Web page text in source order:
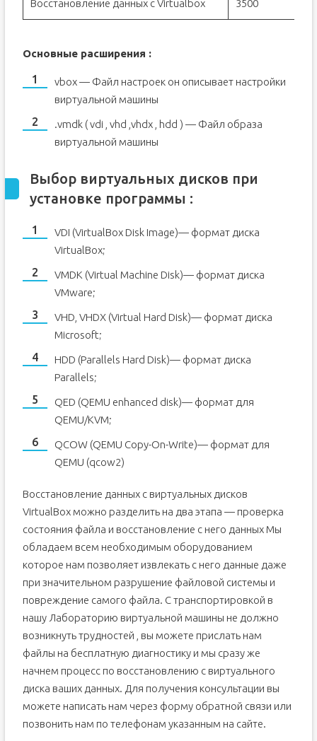
Восстановление данных с Virtualbox 3500
Основные расширения :
vbox — Файл настроек он описывает настройки
виртуальной машины
.vmdk ( vdi , vhd ,vhdx , hdd ) — Файл образа
виртуальной машины
Выбор виртуальных дисков при
установке программы :
VDI (VirtualBox Disk Image)— формат диска
VirtualBox;
VMDK (Virtual Machine Disk)— формат диска
VMware;
VHD, VHDX (Virtual Hard Disk)— формат диска
Microsoft;
HDD (Parallels Hard Disk)— формат диска
Parallels;
QED (QEMU enhanced disk)— формат для
QEMU/KVM;
QCOW (QEMU Copy-On-Write)— формат для
QEMU (qcow2)
Восстановление данных с виртуальных дисков
VirtualBox можно разделить на два этапа — проверка
состояния файла и восстановление с него данных Мы
обладаем всем необходимым оборудованием
которое нам позволяет извлекать с него данные даже
при значительном разрушение файловой системы и
повреждение самого файла. С транспортировкой в
нашу Лабораторию виртуальной машины не должно
возникнуть трудностей , вы можете прислать нам
файлы на бесплатную диагностику и мы сразу же
начнем процесс по восстановлению с виртуального
диска ваших данных. Для получения консультации вы
можете написать нам через форму обратной связи или
позвонить нам по телефонам указанным на сайте.